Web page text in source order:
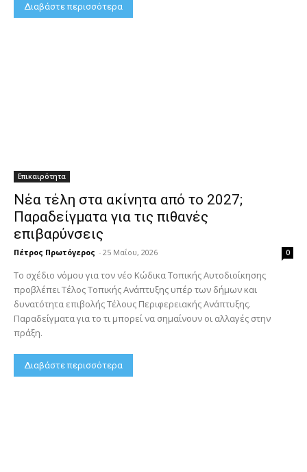
Διαβάστε περισσότερα
Επικαιρότητα
Νέα τέλη στα ακίνητα από το 2027;
Παραδείγματα για τις πιθανές
επιβαρύνσεις
Πέτρος Πρωτόγερος - 25 Μαΐου, 2026 0
Το σχέδιο νόμου για τον νέο Κώδικα Τοπικής Αυτοδιοίκησης
προβλέπει Τέλος Τοπικής Ανάπτυξης υπέρ των δήμων και
δυνατότητα επιβολής Τέλους Περιφερειακής Ανάπτυξης.
Παραδείγματα για το τι μπορεί να σημαίνουν οι αλλαγές στην
πράξη.
Διαβάστε περισσότερα